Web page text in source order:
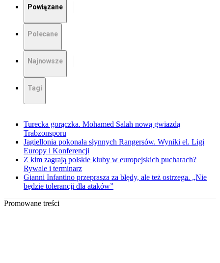
Powiązane
Polecane
Najnowsze
Tagi
Turecka gorączka. Mohamed Salah nową gwiazdą
Trabzonsporu
Jagiellonia pokonała słynnych Rangersów. Wyniki el. Ligi
Europy i Konferencji
Z kim zagrają polskie kluby w europejskich pucharach?
Rywale i terminarz
Gianni Infantino przeprasza za błędy, ale też ostrzega. „Nie
będzie tolerancji dla ataków”
Promowane treści